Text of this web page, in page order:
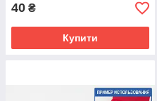
40 ₴
Купити